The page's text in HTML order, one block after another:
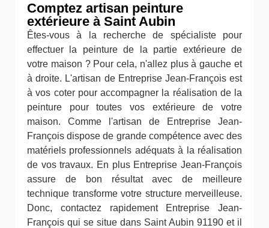
Comptez artisan peinture
extérieure à Saint Aubin
Êtes-vous à la recherche de spécialiste pour
effectuer la peinture de la partie extérieure de
votre maison ? Pour cela, n'allez plus à gauche et
à droite. L'artisan de Entreprise Jean-François est
à vos coter pour accompagner la réalisation de la
peinture pour toutes vos extérieure de votre
maison. Comme l'artisan de Entreprise Jean-
François dispose de grande compétence avec des
matériels professionnels adéquats à la réalisation
de vos travaux. En plus Entreprise Jean-François
assure de bon résultat avec de meilleure
technique transforme votre structure merveilleuse.
Donc, contactez rapidement Entreprise Jean-
François qui se situe dans Saint Aubin 91190 et il